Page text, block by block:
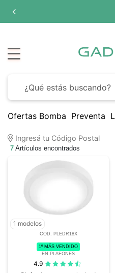
Ofertas Bomba Preventa
Ingresá tu Código Postal
7 Artículos encontrados
1 modelos
COD. PLEDR18X
1º MÁS VENDIDO
EN PLAFONES
4.9